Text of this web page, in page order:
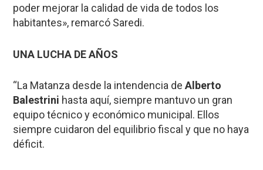
poder mejorar la calidad de vida de todos los
habitantes», remarcó Saredi.
UNA LUCHA DE AÑOS
“La Matanza desde la intendencia deAlberto
Balestrini hasta aquí, siempre mantuvo un gran
equipo técnico y económico municipal. Ellos
siempre cuidaron del equilibrio fiscal y que no haya
déficit.